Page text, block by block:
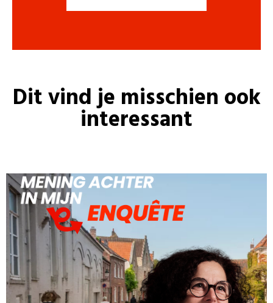
Dit vind je misschien ook
interessant